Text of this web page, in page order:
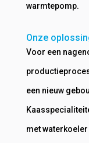
warmtepomp.
Onze
Voor een
een nieuw
met